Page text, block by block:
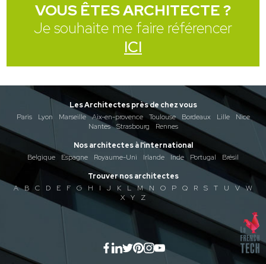
VOUS ÊTES ARCHITECTE ?
Je souhaite me faire référencer
ICI
Les Architectes près de chez vous
Paris
Lyon Marseille Aix-en-provence Toulouse Bordeaux Lille
Nice
Nantes
Strasbourg
Rennes
Nos architectes à l'international
Belgique
Espagne Royaume-Uni Irlande Inde Portugal
Brésil
Trouver nos architectes
A
B C D E F G H I J K L M N O P Q R S T U V
W
X
Y Z